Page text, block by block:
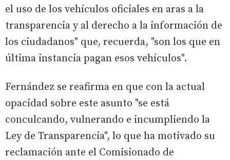
el uso de los vehículos oficiales en aras a la
transparencia y al derecho a la información de
los ciudadanos" que, recuerda, "son los que en
última instancia pagan esos vehículos".
Fernández se reafirma en que con la actual
opacidad sobre este asunto "se está
conculcando, vulnerando e incumpliendo la
Ley de Transparencia", lo que ha motivado su
reclamación ante el Comisionado de